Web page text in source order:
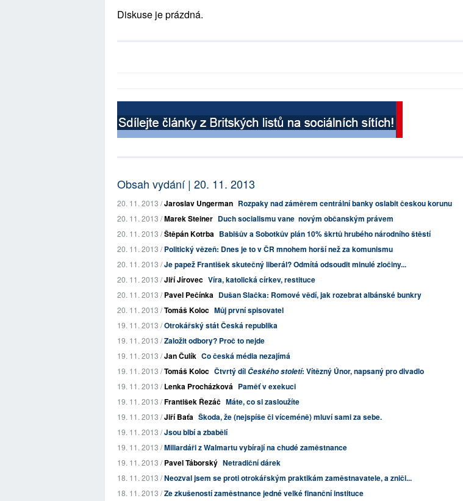
Diskuse je prázdná.
Obsah vydání | 20. 11. 2013
20. 11. 2013 /Jaroslav Ungerman Rozpaky nad záměrem centrální banky oslabit českou korunu
20. 11. 2013 /Marek Steiner Duch socialismu vane novým občanským právem
20. 11. 2013 /Štěpán Kotrba Babišův a Sobotkův plán 10% škrtů hrubého národního štěstí
20. 11. 2013 /Politický vězeň: Dnes je to v ČR mnohem horší než za komunismu
20. 11. 2013 /Je papež František skutečný liberál? Odmítá odsoudit minulé zločiny...
20. 11. 2013 /Jiří Jírovec Víra, katolická církev, restituce
20. 11. 2013 /Pavel Pečínka Dušan Slačka: Romové vědí, jak rozebrat albánské bunkry
20. 11. 2013 /Tomáš Koloc Můj první spisovatel
19. 11. 2013 /Otrokářský stát Česká republika
19. 11. 2013 /Založit odbory? Proč to nejde
19. 11. 2013 /Jan Čulík Co česká média nezajímá
19. 11. 2013 /Tomáš Koloc Čtvrtý dílČeského století: Vítězný Únor, napsaný pro divadlo
19. 11. 2013 /Lenka Procházková Paměť v exekuci
19. 11. 2013 /František Řezáč Máte, co si zasloužíte
19. 11. 2013 /Jiří Baťa Škoda, že (nejspíše či víceméně) mluví sami za sebe.
19. 11. 2013 /Jsou blbí a zbabělí
19. 11. 2013 /Miliardáři z Walmartu vybírají na chudé zaměstnance
19. 11. 2013 /Pavel Táborský Netradiční dárek
18. 11. 2013 /Neozval jsem se proti otrokářským praktikám zaměstnavatele, a zniči...
18. 11. 2013 /Ze zkušeností zaměstnance jedné velké finanční instituce